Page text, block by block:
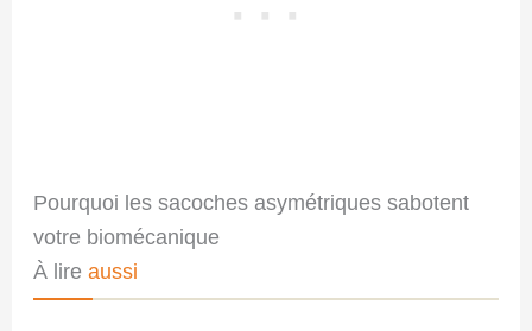
Pourquoi les sacoches asymétriques sabotent
votre biomécanique
À lireaussi